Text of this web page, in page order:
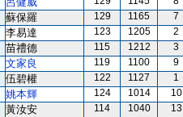
蘇保羅 129 1165 7
李易達 123 1205 2
苗禮德 115 1212 3
文家良 119 1100 9
伍碧權 122 1127 1
姚本輝 124 1014 10
黃汝安 114 1040 13